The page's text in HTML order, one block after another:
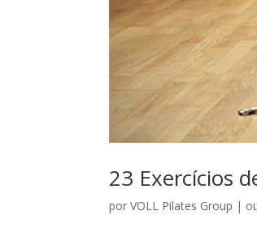
23 Exercícios
porVOLL Pilates Group |